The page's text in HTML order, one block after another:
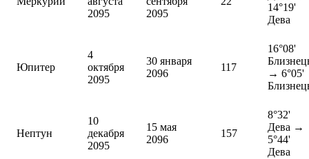
2095
2095
14°19'
Дева
Юпитер
4
октября
2095
30 января
2096
117
16°08'
→ 6°05'
Нептун
10
декабря
2095
15 мая
2096
157
8°32'
Дева →
5°44'
Дева